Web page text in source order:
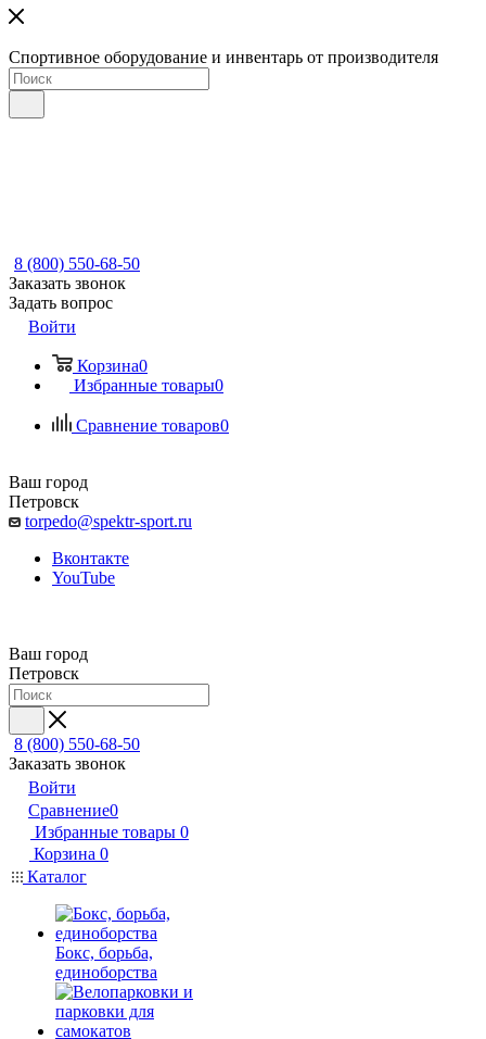
Спортивное оборудование и инвентарь от производителя
8 (800) 550-68-50
Заказать звонок
Задать вопрос
Войти
Корзина0
Избранные товары0
Сравнение товаров0
Ваш город
Петровск
torpedo@spektr-sport.ru
Вконтакте
YouTube
Ваш город
Петровск
8 (800) 550-68-50
Заказать звонок
Войти
Сравнение0
Избранные товары 0
Корзина 0
Каталог
Бокс, борьба,
единоборства